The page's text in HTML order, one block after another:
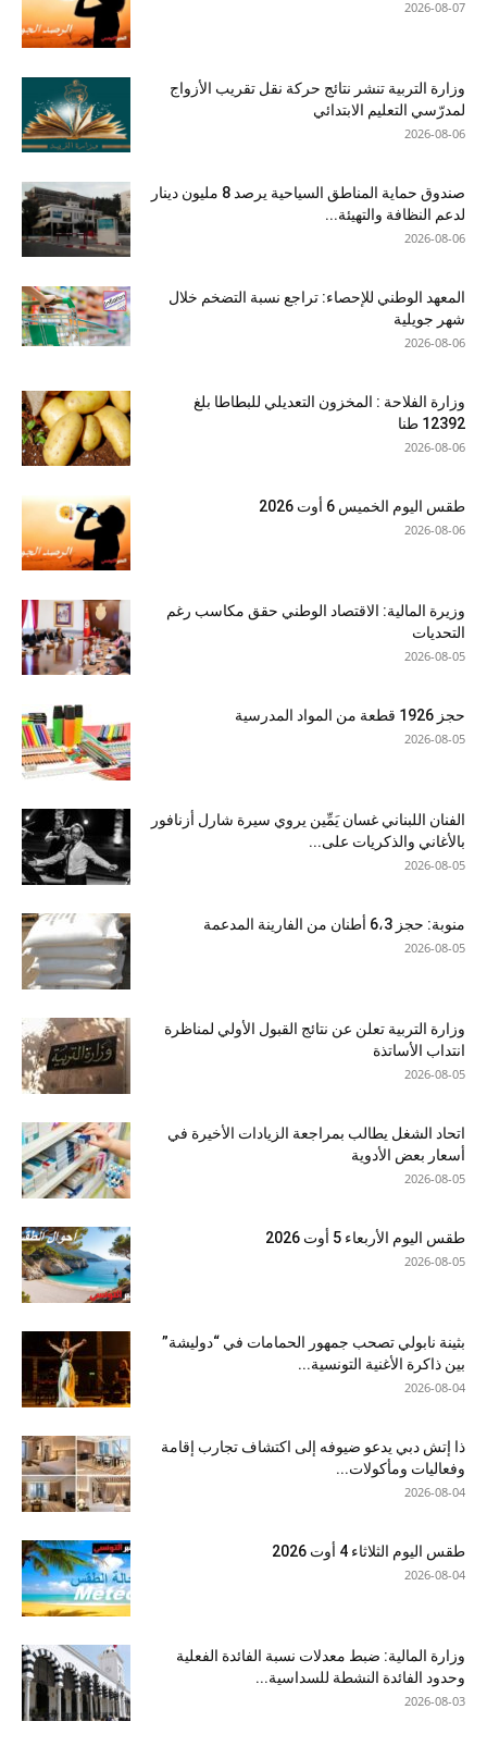
2026-08-07
وزارة التربية تنشر نتائج حركة نقل تقريب الأزواج
لمدرّسي التعليم الابتدائي
2026-08-06
صندوق حماية المناطق السياحية يرصد 8 مليون دينار
لدعم النظافة والتهيئة...
2026-08-06
المعهد الوطني للإحصاء: تراجع نسبة التضخم خلال
شهر جويلية
2026-08-06
وزارة الفلاحة : المخزون التعديلي للبطاطا بلغ
12392 طنا
2026-08-06
طقس اليوم الخميس 6 أوت 2026
2026-08-06
وزيرة المالية: الاقتصاد الوطني حقق مكاسب رغم
التحديات
2026-08-05
حجز 1926 قطعة من المواد المدرسية
2026-08-05
الفنان اللبناني غسان يَمِّين يروي سيرة شارل أزنافور
بالأغاني والذكريات على...
2026-08-05
منوبة: حجز 6،3 أطنان من الفارينة المدعمة
2026-08-05
وزارة التربية تعلن عن نتائج القبول الأولي لمناظرة
انتداب الأساتذة
2026-08-05
اتحاد الشغل يطالب بمراجعة الزيادات الأخيرة في
أسعار بعض الأدوية
2026-08-05
طقس اليوم الأربعاء 5 أوت 2026
2026-08-05
بثينة نابولي تصحب جمهور الحمامات في “دوليشة”
بين ذاكرة الأغنية التونسية...
2026-08-04
ذا إتش دبي يدعو ضيوفه إلى اكتشاف تجارب إقامة
وفعاليات ومأكولات...
2026-08-04
طقس اليوم الثلاثاء 4 أوت 2026
2026-08-04
وزارة المالية: ضبط معدلات نسبة الفائدة الفعلية
وحدود الفائدة النشطة للسداسية...
2026-08-03